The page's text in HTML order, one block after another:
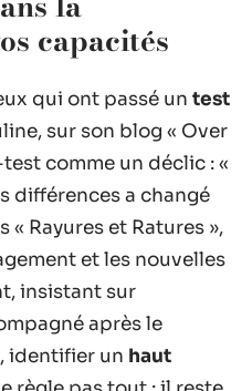
capacités
qui ont passé un test
sur son blog « Over
comme un déclic : «
différences a changé
« Rayures et Ratures »,
et les nouvelles
insistant sur
après le
identifier un haut